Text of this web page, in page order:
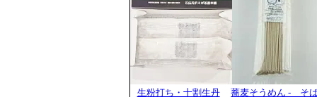
生粉打ち・十割生丹 蕎麦そうめん - そ